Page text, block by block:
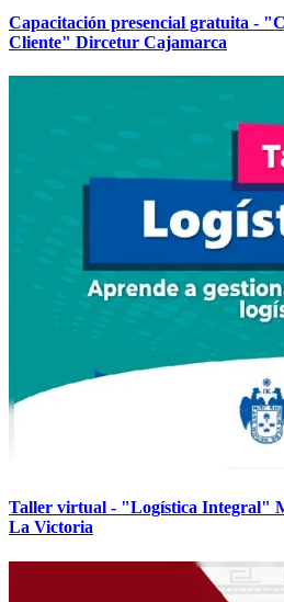
Capacitación presencial gratuita -
Cliente" Dircetur Cajamarca
Taller virtual - "Logística Integral"
La Victoria